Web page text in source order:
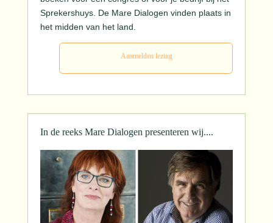
Sprekershuys. De Mare Dialogen vinden plaats in
het midden van het land.
Aanmelden lezing
In de reeks Mare Dialogen presenteren wij....